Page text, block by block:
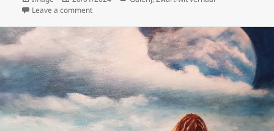
on
Leave a commenton Zwart-wit verhaal 4